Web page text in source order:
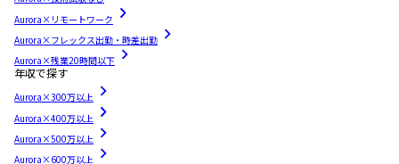
Aurora×リモートワーク
Aurora×フレックス出勤・時差出勤
Aurora×残業20時間以下
年収で探す
Aurora×300万以上
Aurora×400万以上
Aurora×500万以上
Aurora×600万以上